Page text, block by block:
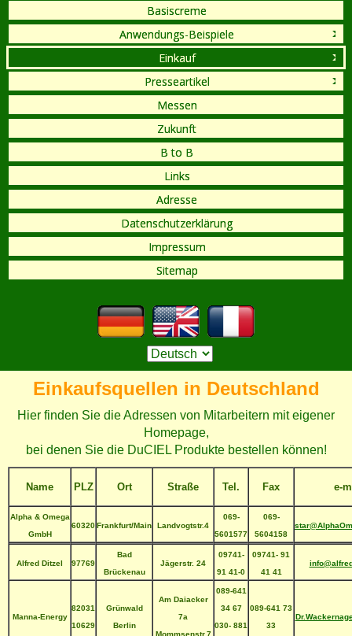
Basiscreme
Anwendungs-Beispiele
Einkauf
Presseartikel
Messen
Zukunft
B to B
Links
Adresse
Datenschutzerklärung
Impressum
Sitemap
Einkaufsquellen in Deutschland
Hier finden Sie die Adressen von Mitarbeitern mit eigener
Homepage,
bei denen Sie die DuCIEL Produkte bestellen können!
Name PLZ Ort Straße Tel. Fax e-
Alpha & Omega
GmbH
60320Frankfurt/Main Landvogtstr.4
069-
5601577
069-
5604158
Alfred Ditzel 97769
Bad
Brückenau
Jägerstr. 24
09741-
91 41-0
09741- 91
41 41
Manna-Energy
82031
10629
Grünwald
Berlin
Am Daiacker
7a
Mommsenstr.7
089-641
34 67
030- 881
089-641 73
33